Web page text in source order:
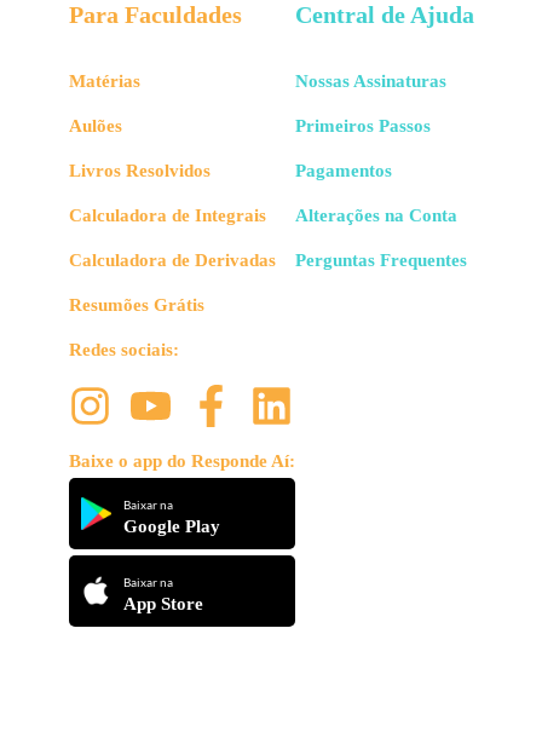
Para Faculdades
Matérias
Aulões
Livros Resolvidos
Calculadora de Integrais
Calculadora de Derivadas
Resumões Grátis
Redes sociais:
Baixe o app do Responde Aí:
Baixar na
Google Play
Baixar na
App Store
Central de Ajuda
Nossas Assinaturas
Primeiros Passos
Pagamentos
Alterações na Conta
Perguntas Frequentes